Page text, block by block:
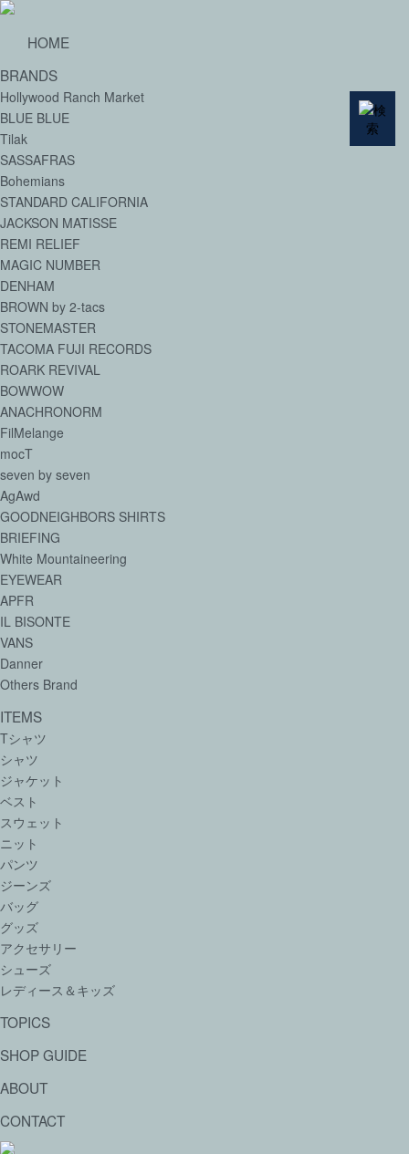
HOME
BRANDS
Hollywood Ranch Market
BLUE BLUE
Tilak
SASSAFRAS
Bohemians
STANDARD CALIFORNIA
JACKSON MATISSE
REMI RELIEF
MAGIC NUMBER
DENHAM
BROWN by 2-tacs
STONEMASTER
TACOMA FUJI RECORDS
ROARK REVIVAL
BOWWOW
ANACHRONORM
FilMelange
mocT
seven by seven
AgAwd
GOODNEIGHBORS SHIRTS
BRIEFING
White Mountaineering
EYEWEAR
APFR
IL BISONTE
VANS
Danner
Others Brand
ITEMS
Tシャツ
シャツ
ジャケット
ベスト
スウェット
ニット
パンツ
ジーンズ
バッグ
グッズ
アクセサリー
シューズ
レディース＆キッズ
TOPICS
SHOP GUIDE
ABOUT
CONTACT